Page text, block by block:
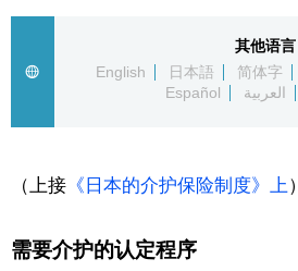
日本一瞥
人物访谈
编辑部通知
其他语言
English
日本語 简体字
Español
العربية
（上接《日本的介护保险制度》上）
需要介护的认定程序